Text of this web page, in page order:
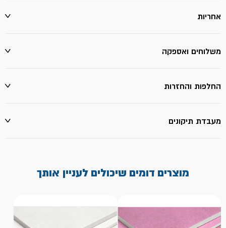
אחריות
משלוחים ואספקה
החלפות והחזרות
מעבדת תיקונים
מוצרים דומים שיכולים לעניין אותך